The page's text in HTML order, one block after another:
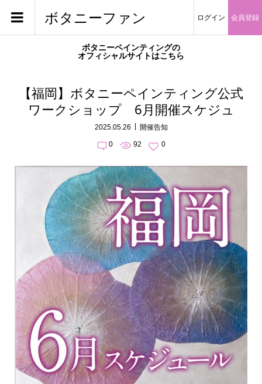
ボタニーファン ログイン 会員登録
ボタニーペインティングの
オフィシャルサイトはこちら
【福岡】ボタニーペインティング公式
ワークショップ 6月開催スケジュ
2025.05.26 開催告知
0 92 0